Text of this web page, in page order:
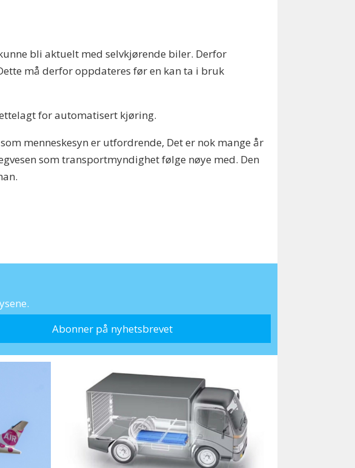
bli aktuelt med selvkjørende biler. Derfor
må derfor oppdateres før en kan ta i bruk
for automatisert kjøring.
menneskesyn er utfordrende, Det er nok mange år
som transportmyndighet følge nøye med. Den